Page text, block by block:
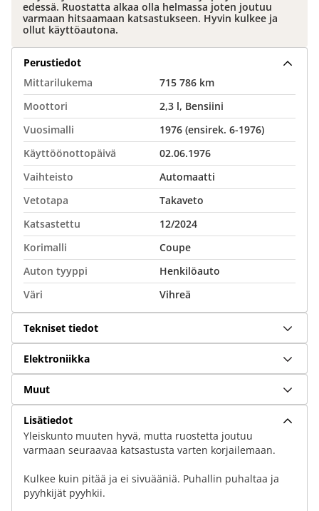
edessä. Ruostatta alkaa olla helmassa joten joutuu
varmaan hitsaamaan katsastukseen. Hyvin kulkee ja
ollut käyttöautona.
Perustiedot
Mittarilukema
715 786 km
Moottori
2,3 l, Bensiini
Vuosimalli
1976 (ensirek. 6-1976)
Käyttöönottopäivä
02.06.1976
Vaihteisto
Automaatti
Vetotapa
Takaveto
Katsastettu
12/2024
Korimalli
Coupe
Auton tyyppi
Henkilöauto
Väri
Vihreä
Tekniset tiedot
Elektroniikka
Muut
Lisätiedot
Yleiskunto muuten hyvä, mutta ruostetta joutuu
varmaan seuraavaa katsastusta varten korjailemaan.
Kulkee kuin pitää ja ei sivuääniä. Puhallin puhaltaa ja
pyyhkijät pyyhkii.